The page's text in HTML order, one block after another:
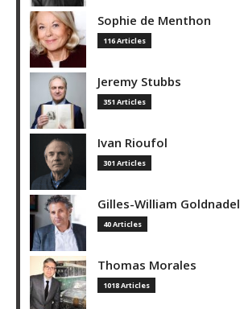
Sophie de Menthon
116 Articles
Jeremy Stubbs
351 Articles
Ivan Rioufol
301 Articles
Gilles-William Goldnadel
40 Articles
Thomas Morales
1018 Articles